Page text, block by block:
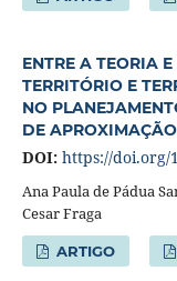
ENTRE A TEORIA
TERRITÓRIO E
NO
DE APROXIMAÇÃO
DOI: https://doi.org/
Ana Paula de Pádua
Cesar Fraga
ARTIGO